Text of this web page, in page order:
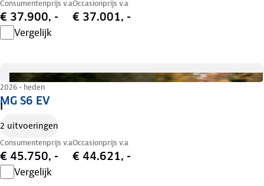
Consumentenprijs v.a
€ 37.900, -
Occasionprijs v.a
€ 37.001, -
Vergelijk
MG S6 EV
2026 - heden
I
2 uitvoeringen
Consumentenprijs v.a
€ 45.750, -
Occasionprijs v.a
€ 44.621, -
Vergelijk